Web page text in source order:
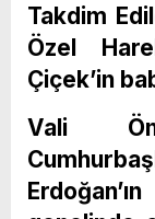
Takdim
Özel
Çiçek’in
Vali